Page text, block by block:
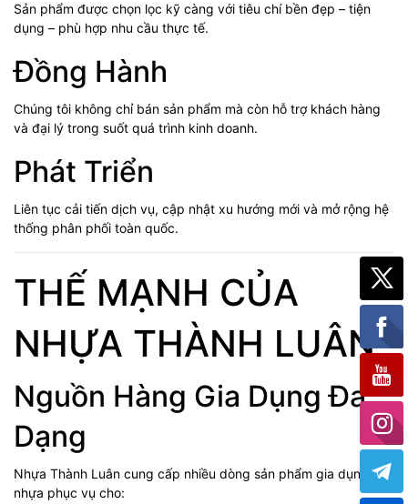
Sản phẩm được chọn lọc kỹ càng với tiêu chí bền đẹp – tiện
dụng – phù hợp nhu cầu thực tế.
Đồng Hành
Chúng tôi không chỉ bán sản phẩm mà còn hỗ trợ khách hàng
và đại lý trong suốt quá trình kinh doanh.
Phát Triển
Liên tục cải tiến dịch vụ, cập nhật xu hướng mới và mở rộng hệ
thống phân phối toàn quốc.
THẾ MẠNH CỦA
NHỰA THÀNH LUÂN
Nguồn Hàng Gia Dụng Đa
Dạng
Nhựa Thành Luân cung cấp nhiều dòng sản phẩm gia dụng
nhựa phục vụ cho: